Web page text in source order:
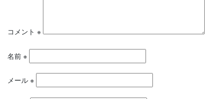
コメント ※
名前 ※
メール ※